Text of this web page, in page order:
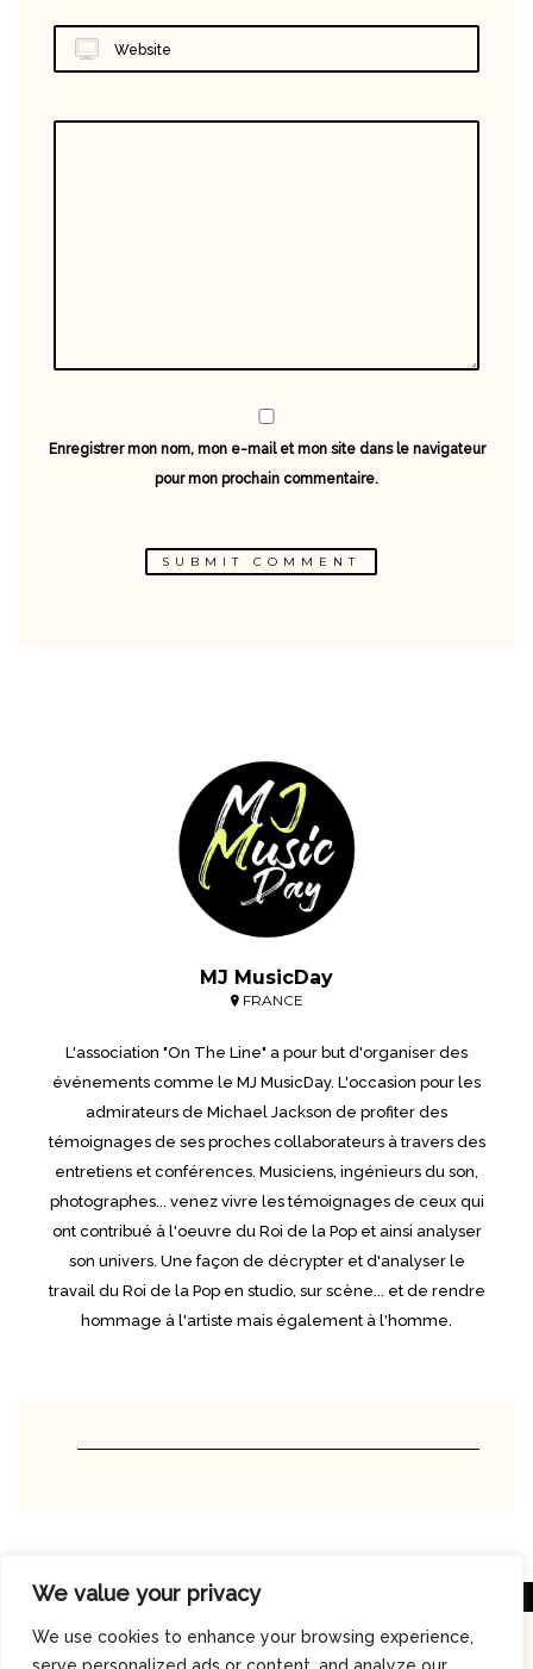
We value your privacy
We use cookies to enhance your browsing experience,
Website
Enregistrer mon nom, mon e-mail et mon site dans le navigateur
pour mon prochain commentaire.
MJ MusicDay
FRANCE
L'association "On The Line" a pour but d'organiser des
événements comme le MJ MusicDay. L'occasion pour les
admirateurs de Michael Jackson de profiter des
témoignages de ses proches collaborateurs à travers des
entretiens et conférences. Musiciens, ingénieurs du son,
photographes... venez vivre les témoignages de ceux qui
ont contribué à l'oeuvre du Roi de la Pop et ainsi analyser
son univers. Une façon de décrypter et d'analyser le
travail du Roi de la Pop en studio, sur scène... et de rendre
hommage à l'artiste mais également à l'homme.